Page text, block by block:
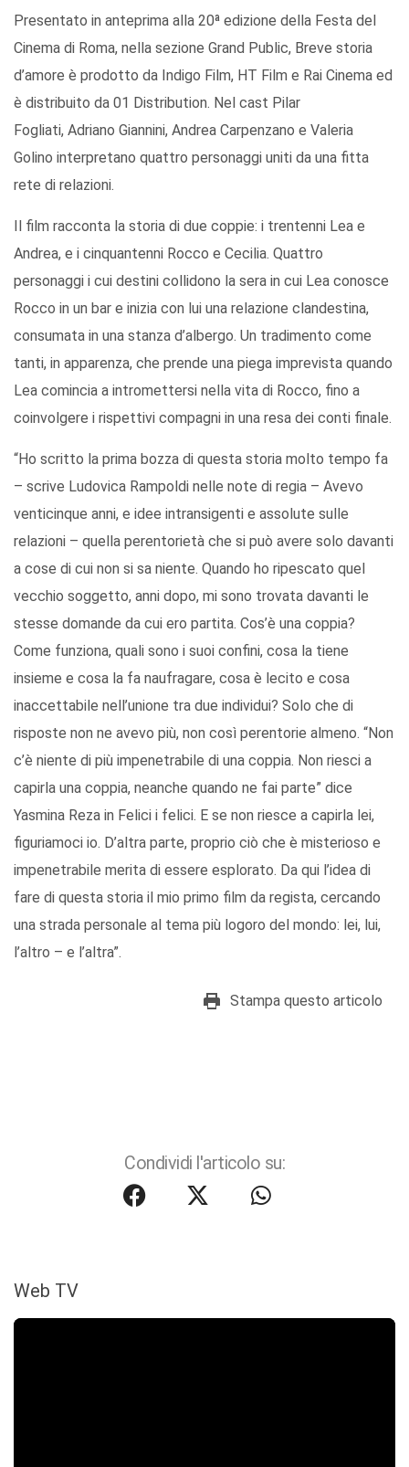
Presentato in anteprima alla 20ª edizione della Festa del
Cinema di Roma, nella sezione Grand Public, Breve storia
d’amore è prodotto da Indigo Film, HT Film e Rai Cinema ed
è distribuito da 01 Distribution. Nel cast Pilar
Fogliati, Adriano Giannini, Andrea Carpenzano e Valeria
Golino interpretano quattro personaggi uniti da una fitta
rete di relazioni.
Il film racconta la storia di due coppie: i trentenni Lea e
Andrea, e i cinquantenni Rocco e Cecilia. Quattro
personaggi i cui destini collidono la sera in cui Lea conosce
Rocco in un bar e inizia con lui una relazione clandestina,
consumata in una stanza d’albergo. Un tradimento come
tanti, in apparenza, che prende una piega imprevista quando
Lea comincia a intromettersi nella vita di Rocco, fino a
coinvolgere i rispettivi compagni in una resa dei conti finale.
“Ho scritto la prima bozza di questa storia molto tempo fa
– scrive Ludovica Rampoldi nelle note di regia – Avevo
venticinque anni, e idee intransigenti e assolute sulle
relazioni – quella perentorietà che si può avere solo davanti
a cose di cui non si sa niente. Quando ho ripescato quel
vecchio soggetto, anni dopo, mi sono trovata davanti le
stesse domande da cui ero partita. Cos’è una coppia?
Come funziona, quali sono i suoi confini, cosa la tiene
insieme e cosa la fa naufragare, cosa è lecito e cosa
inaccettabile nell’unione tra due individui? Solo che di
risposte non ne avevo più, non così perentorie almeno. “Non
c’è niente di più impenetrabile di una coppia. Non riesci a
capirla una coppia, neanche quando ne fai parte” dice
Yasmina Reza in Felici i felici. E se non riesce a capirla lei,
figuriamoci io. D’altra parte, proprio ciò che è misterioso e
impenetrabile merita di essere esplorato. Da qui l’idea di
fare di questa storia il mio primo film da regista, cercando
una strada personale al tema più logoro del mondo: lei, lui,
l’altro – e l’altra”.
Stampa questo articolo
Condividi l'articolo su:
Web TV